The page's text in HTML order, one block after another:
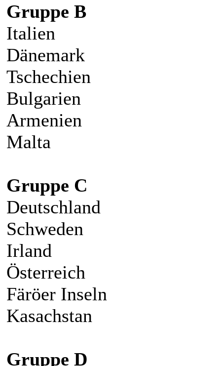
Gruppe B
Italien
Dänemark
Tschechien
Bulgarien
Armenien
Malta
Gruppe C
Deutschland
Schweden
Irland
Österreich
Färöer Inseln
Kasachstan
Gruppe D